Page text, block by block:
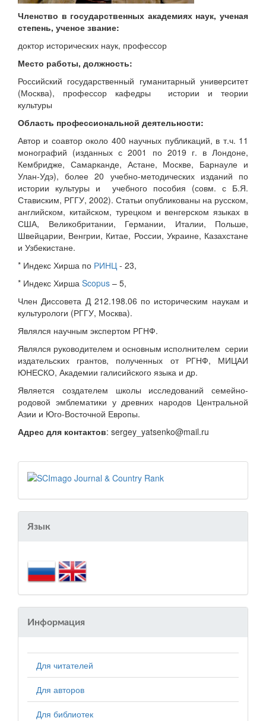
Членство в государственных академиях наук, ученая
степень, ученое звание:
доктор исторических наук, профессор
Место работы, должность:
Российский государственный гуманитарный университет
(Москва), профессор кафедры истории и теории
культуры
Область профессиональной деятельности:
Автор и соавтор около 400 научных публикаций, в т.ч. 11
монографий (изданных с 2001 по 2019 г. в Лондоне,
Кембридже, Самарканде, Астане, Москве, Барнауле и
Улан-Удэ), более 20 учебно-методических изданий по
истории культуры и учебного пособия (совм. с Б.Я.
Стависким, РГГУ, 2002). Статьи опубликованы на русском,
английском, китайском, турецком и венгерском языках в
США, Великобритании, Германии, Италии, Польше,
Швейцарии, Венгрии, Китае, России, Украине, Казахстане
и Узбекистане.
* Индекс Хирша по РИНЦ - 23,
* Индекс Хирша Scopus – 5,
Член Диссовета Д 212.198.06 по историческим наукам и
культурологи (РГГУ, Москва).
Являлся научным экспертом РГНФ.
Являлся руководителем и основным исполнителем серии
издательских грантов, полученных от РГНФ, МИЦАИ
ЮНЕСКО, Академии галисийского языка и др.
Является создателем школы исследований семейно-
родовой эмблематики у древних народов Центральной
Азии и Юго-Восточной Европы.
Адрес для контактов: sergey_yatsenko@mail.ru
Язык
Информация
Для читателей
Для авторов
Для библиотек